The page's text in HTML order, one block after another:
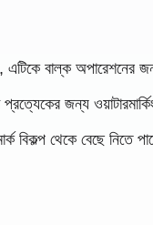
এটিকে বাল্ক অপারেশনের
প্রত্যেকের জন্য
বিকল্প থেকে বেছে